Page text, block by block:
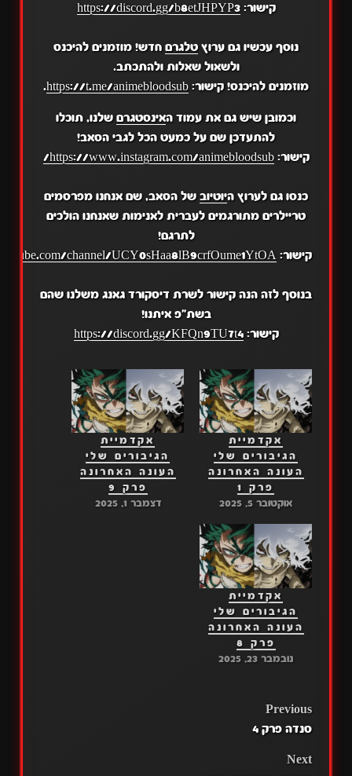
קישור:https://discord.gg/b8etJHPYP3
נוסף עכשיו גם ערוץטלגרםחדש! מוזמנים להיכנס
ולשאול שאלות ולהתכתב.
מוזמנים להיכנס! קישור: https://t.me/animebloodsub
.
וכמובן שיש גם את עמוד האינסטגרםשלנו, תוכלו
להתעדכן שם על כמעט הכל לגבי הסאב!
קישור:https://www.instagram.com/animebloodsub/
כנסו גם לערוץ היוטיובשל הסאב, שם אנחנו מפרסמים
טריילרים מתורגמים לעברית לאנימות שאנחנו הולכים
לתרגם!
קישור: channel/UCY0sHaa8lB9crfOume1YtOA
בנוסף לזה הנה קישור לשרת דיסקורד גאנג משלנו שהם
בשת"פ איתנו!
קישור:https://discord.gg/KFQn9TU7t4
אקדמיית
הגיבורים שלי
העונה האחרונה
פרק 1
אוקטובר 5, 2025
אקדמיית
הגיבורים שלי
העונה האחרונה
פרק 9
דצמבר 1, 2025
אקדמיית
הגיבורים שלי
העונה האחרונה
פרק 8
נובמבר 23, 2025
POST
Previous
סנדה פרק 4
Next